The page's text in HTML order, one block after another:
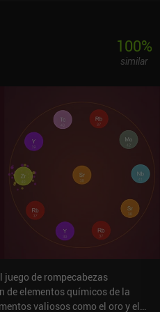
estas mecánicas son las partes
del juego. Lo que empieza como
convirtiéndose en una
sincronizados. A
tenía
de haberme tomado un
Lyxo es un juego
siempre y cuando no te
introducidas en los niveles
100%
similar
de rompecabezas
de elementos químicos de la
valiosos como el oro y el